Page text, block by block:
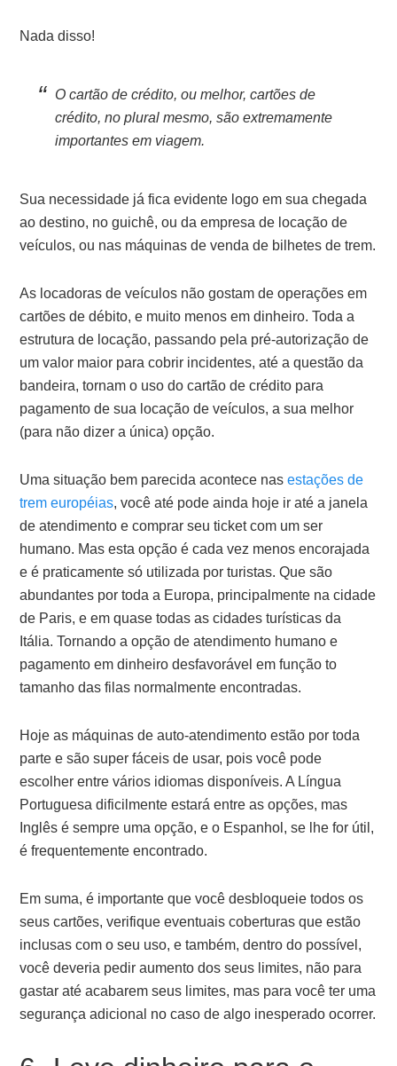
Nada disso!
O cartão de crédito, ou melhor, cartões de
crédito, no plural mesmo, são extremamente
importantes em viagem.
Sua necessidade já fica evidente logo em sua chegada
ao destino, no guichê, ou da empresa de locação de
veículos, ou nas máquinas de venda de bilhetes de trem.
As locadoras de veículos não gostam de operações em
cartões de débito, e muito menos em dinheiro. Toda a
estrutura de locação, passando pela pré-autorização de
um valor maior para cobrir incidentes, até a questão da
bandeira, tornam o uso do cartão de crédito para
pagamento de sua locação de veículos, a sua melhor
(para não dizer a única) opção.
Uma situação bem parecida acontece nasestações de
trem européias, você até pode ainda hoje ir até a janela
de atendimento e comprar seu ticket com um ser
humano. Mas esta opção é cada vez menos encorajada
e é praticamente só utilizada por turistas. Que são
abundantes por toda a Europa, principalmente na cidade
de Paris, e em quase todas as cidades turísticas da
Itália. Tornando a opção de atendimento humano e
pagamento em dinheiro desfavorável em função to
tamanho das filas normalmente encontradas.
Hoje as máquinas de auto-atendimento estão por toda
parte e são super fáceis de usar, pois você pode
escolher entre vários idiomas disponíveis. A Língua
Portuguesa dificilmente estará entre as opções, mas
Inglês é sempre uma opção, e o Espanhol, se lhe for útil,
é frequentemente encontrado.
Em suma, é importante que você desbloqueie todos os
seus cartões, verifique eventuais coberturas que estão
inclusas com o seu uso, e também, dentro do possível,
você deveria pedir aumento dos seus limites, não para
gastar até acabarem seus limites, mas para você ter uma
segurança adicional no caso de algo inesperado ocorrer.